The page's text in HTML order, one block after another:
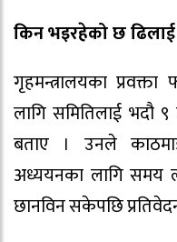
किन भइरहेको छ ढिलाई
गृहमन्त्रालयका
लागि समितिलाई भदौ
बताए । उनले
अध्ययनका लागि समय
छानविन सकेपछि